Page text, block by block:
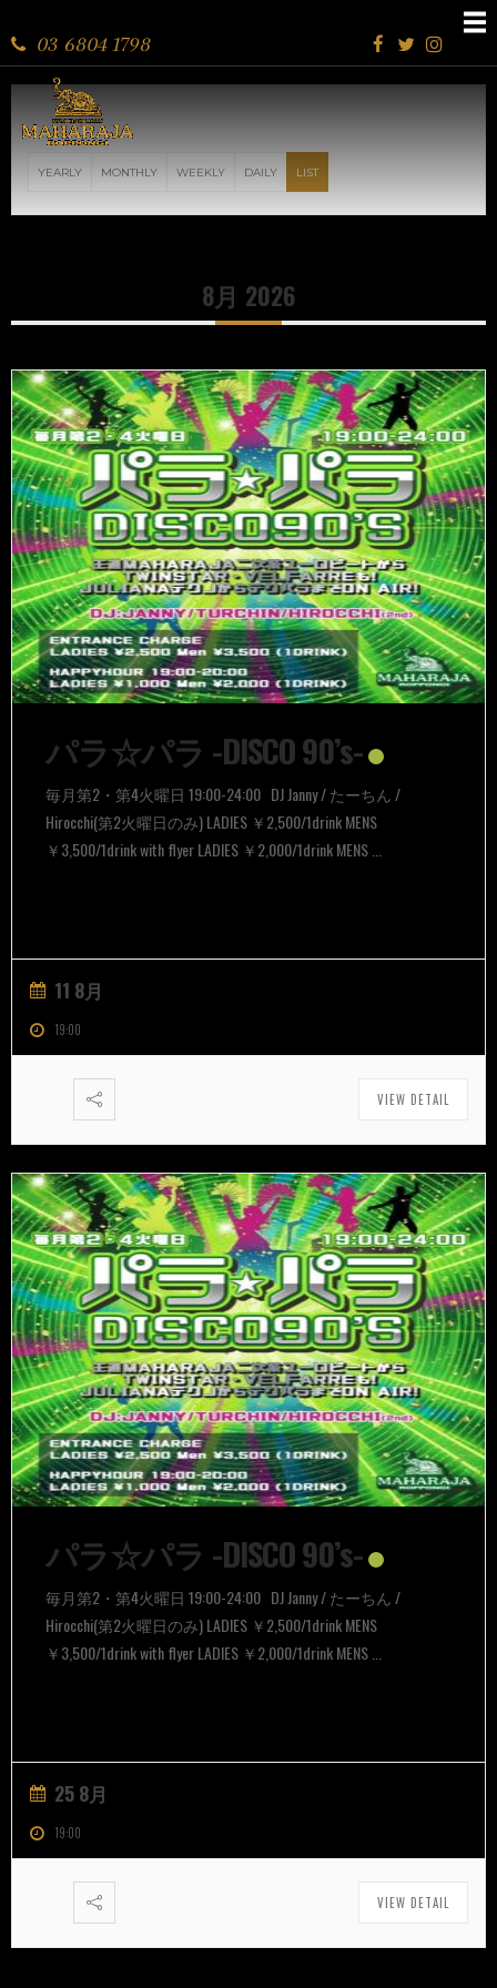
03 6804 1798
パラ⭐︎パラ -DISCO 90's-
YEARLY MONTHLY WEEKLY DAILY LIST
8月 2026
パラ☆パラ -DISCO 90’s-
毎月第2・第4火曜日 19:00-24:00 DJ Janny / たーちん /
Hirocchi(第2火曜日のみ) LADIES ￥2,500/1drink MENS
￥3,500/1drink with flyer LADIES ￥2,000/1drink MENS ...
11 8月
19:00
VIEW DETAIL
パラ☆パラ -DISCO 90’s-
毎月第2・第4火曜日 19:00-24:00 DJ Janny / たーちん /
Hirocchi(第2火曜日のみ) LADIES ￥2,500/1drink MENS
￥3,500/1drink with flyer LADIES ￥2,000/1drink MENS ...
25 8月
19:00
VIEW DETAIL